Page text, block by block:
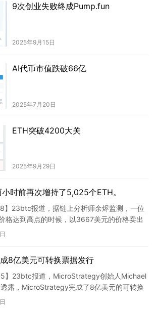
9次创业失败终成Pump.fun
2025年9月15日
AI代币市值跌破66亿
2025年7月20日
ETH突破4200大关
2025年9月29日
时前再次增持了5,025个ETH。
】23btc报道，据链上分析师余烬监测，一位
格达到高点的时候，以3667美元的价格卖出
万美元…
8亿美元可转换票据发行
】23btc报道，MicroStrategy创始人Michael
露，MicroStrategy完成了8亿美元的可转换